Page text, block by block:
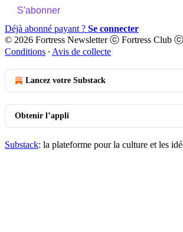
S'abonner
Déjà abonné payant ? Se connecter
© 2026 Fortress Newsletter ⓒ Fortress Club ⓒ
Conditions ∙ Avis de collecte
Lancez votre Substack
Obtenir l’appli
Substack: la plateforme pour la culture et les